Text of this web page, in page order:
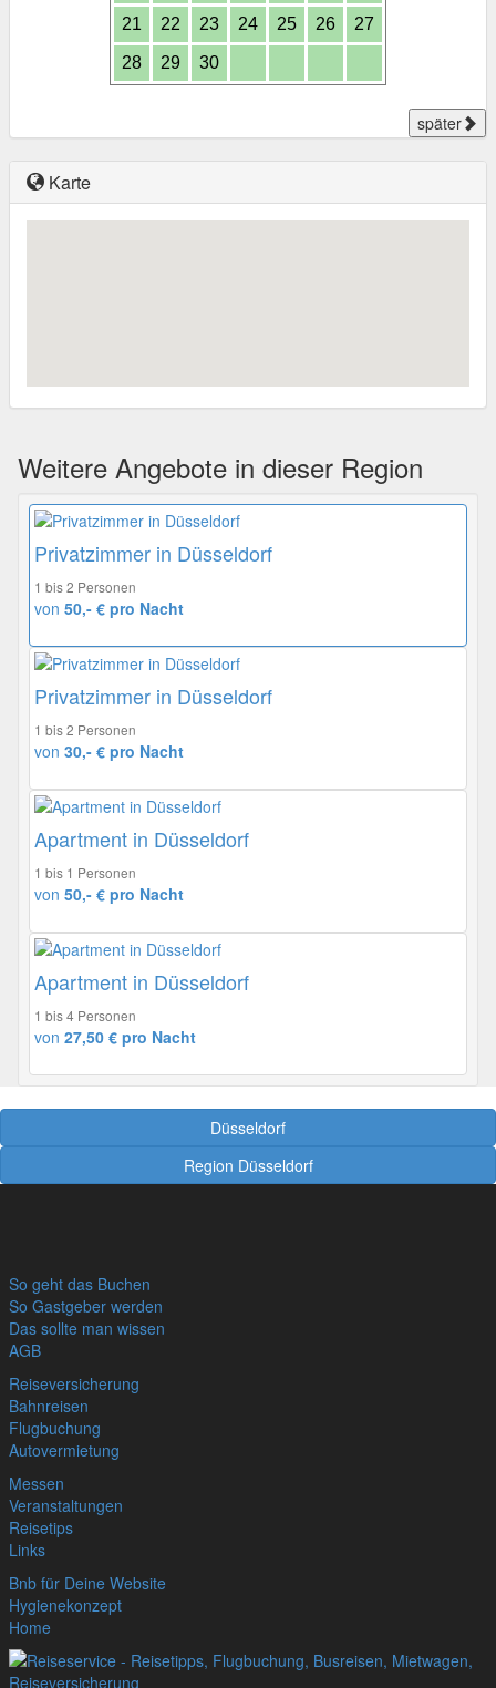
21 22 23 24 25 26 27
28 29 30
später
Karte
Weitere Angebote in dieser Region
Privatzimmer in Düsseldorf
1 bis 2 Personen
von 50,- € pro Nacht
Privatzimmer in Düsseldorf
1 bis 2 Personen
von 30,- € pro Nacht
Apartment in Düsseldorf
1 bis 1 Personen
von 50,- € pro Nacht
Apartment in Düsseldorf
1 bis 4 Personen
von 27,50 € pro Nacht
Düsseldorf
Region Düsseldorf
So geht das Buchen
So Gastgeber werden
Das sollte man wissen
AGB
Reiseversicherung
Bahnreisen
Flugbuchung
Autovermietung
Messen
Veranstaltungen
Reisetips
Links
Bnb für Deine Website
Hygienekonzept
Home